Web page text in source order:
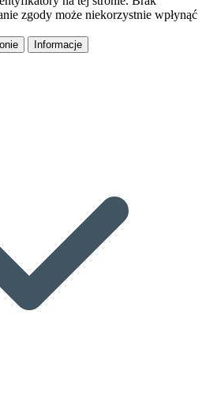
zgody może niekorzystnie wpłynąć
Informacje